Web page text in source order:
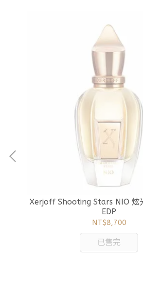
Xerjoff Shooting Stars NIO 炫
EDP
NT$8,700
已售完